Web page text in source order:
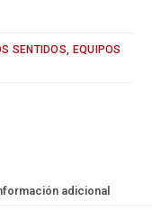
SENTIDOS EQUIPOS
adicional